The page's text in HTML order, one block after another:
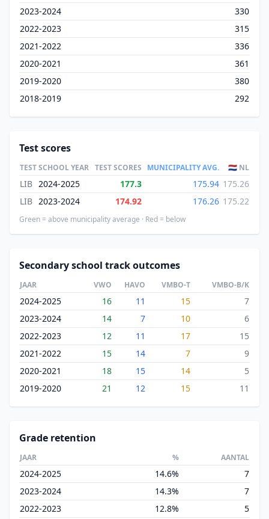
2023-2024
330
2022-2023
315
2021-2022
336
2020-2021
361
2019-2020
380
2018-2019
292
Test scores
TESTSCHOOL YEAR TEST SCORES MUNICIPALITY AVG. 🇳🇱 NL
LIB 2024-2025 177.3 175.94 175.26
LIB 2023-2024 174.92 176.26 175.22
Green = above municipality average · Red = below
Secondary school track outcomes
JAAR VWO HAVO VMBO-T VMBO-B/K
2024-2025 16 11 15
7
2023-2024
14 7 10
6
2022-2023
12 11 17
15
2021-2022
15 14 7
9
2020-2021
18 15 14
5
2019-2020
21 12 15 11
Grade retention
JAAR % AANTAL
2024-2025 14.6%
7
2023-2024
14.3%
7
2022-2023
12.8%
5